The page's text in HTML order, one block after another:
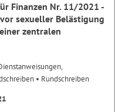
Finanzen Nr. 11/2021 -
sexueller Belästigung
zentralen
• Rundschreiben